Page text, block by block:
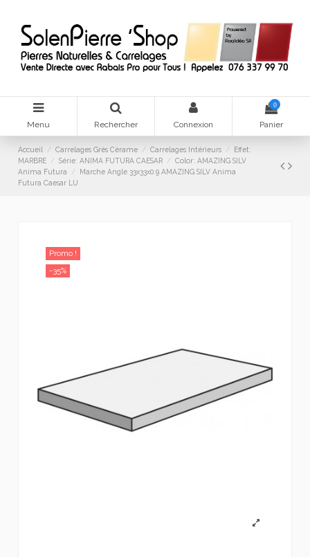
Menu Rechercher Connexion
0
Panier
Accueil Carrelages Grès Cérame Carrelages Intérieurs
Effet:
MARBRE
Série: ANIMA FUTURA CAESAR
Color: AMAZING SILV
Anima Futura
Marche Angle 33x33x0.9 AMAZING SILV Anima
Futura Caesar LU
Promo !
-35%